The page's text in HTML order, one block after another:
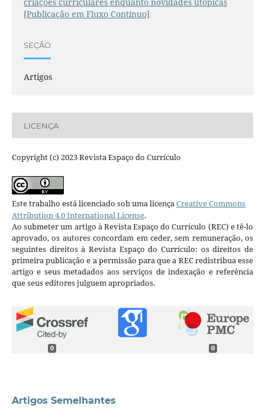
[Publicação em Fluxo Contínuo]
SEÇÃO
Artigos
LICENÇA
Copyright (c) 2023 Revista Espaço do Currículo
Este trabalho está licenciado sob uma licençaCreative Commons
Attribution 4.0 International License.
Ao submeter um artigo à Revista Espaço do Currículo (REC) e tê-lo
aprovado, os autores concordam em ceder, sem remuneração, os
seguintes direitos à Revista Espaço do Currículo: os direitos de
primeira publicação e a permissão para que a REC redistribua esse
artigo e seus metadados aos serviços de indexação e referência
que seus editores julguem apropriados.
0 0
Artigos Semelhantes